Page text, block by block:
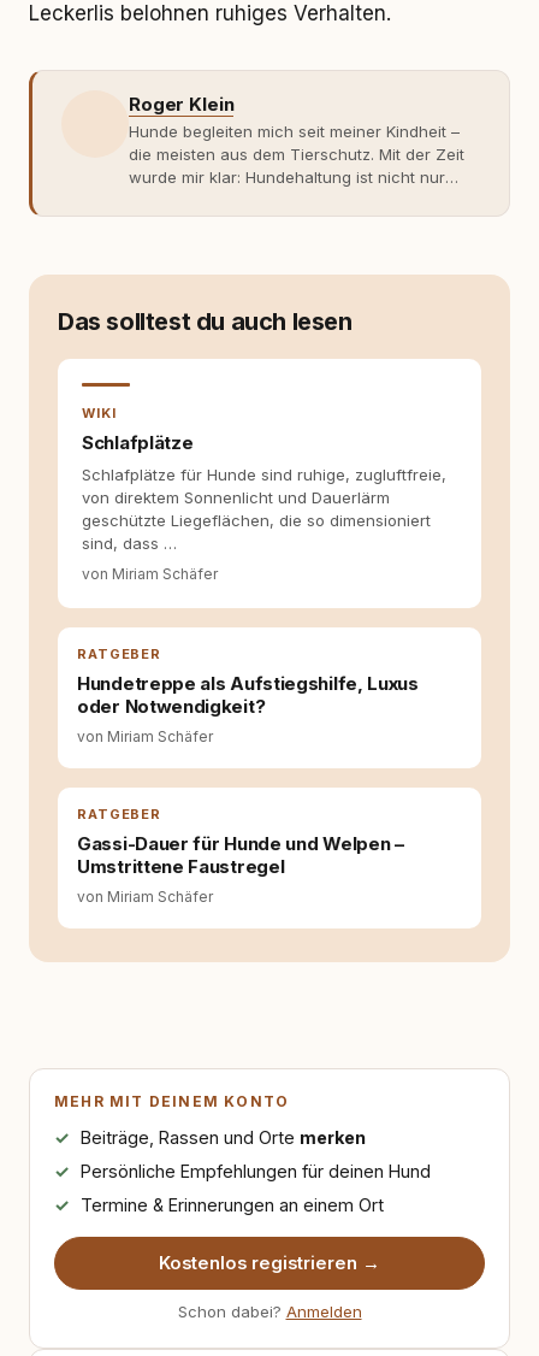
Leckerlis belohnen ruhiges Verhalten.
Roger Klein
Hunde begleiten mich seit meiner Kindheit –
die meisten aus dem Tierschutz. Mit der Zeit
wurde mir klar: Hundehaltung ist nicht nur
Fachwissen. Der Wendepunkt kam mit meinem
moderner Hundeerziehung
entsteht echte Bindung dort, wo Verständnis
Wissen ersetzt – nicht umgekehrt. Aus dieser
Hundehalter:innen in Deutschland, Österreich
und der Schweiz. Meine Überzeugung:
Tierschutz beginnt mit Wissen. Wer seinen
Hund versteht, trifft bessere Entscheidungen –
für ein Zusammenleben, das beiden guttut.
Das solltest du auch lesen
WIKI
Schlafplätze
Schlafplätze für Hunde sind ruhige, zugluftfreie,
von direktem Sonnenlicht und Dauerlärm
geschützte Liegeflächen, die so dimensioniert
sind, dass …
von Miriam Schäfer
RATGEBER
Hundetreppe als Aufstiegshilfe, Luxus
oder Notwendigkeit?
von Miriam Schäfer
RATGEBER
Gassi-Dauer für Hunde und Welpen –
Umstrittene Faustregel
von Miriam Schäfer
MEHR MIT DEINEM KONTO
Beiträge, Rassen und Orte merken
Persönliche Empfehlungen für deinen Hund
Termine & Erinnerungen an einem Ort
Kostenlos registrieren →
Schon dabei? Anmelden